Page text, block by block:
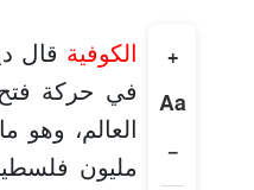
+
Aa
−
الكوفية قال
في حركة